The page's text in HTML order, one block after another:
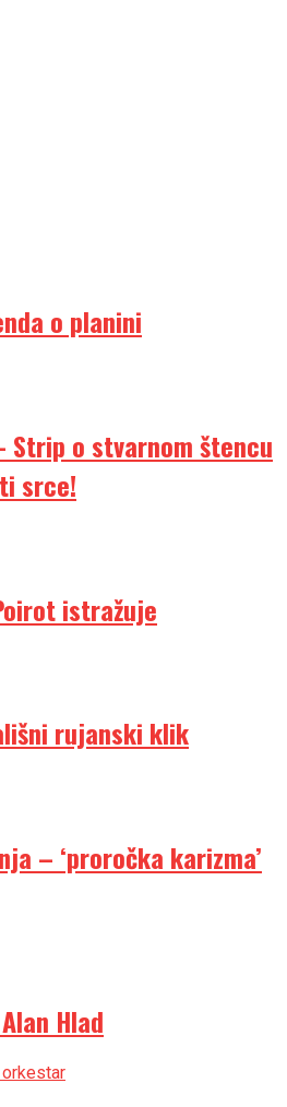
o planini
Strip o stvarnom štencu
srce!
istražuje
rujanski klik
– ‘proročka karizma’
Hlad